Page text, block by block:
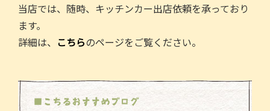
当店では、随時、キッチンカー出店依頼を承っており
ます。
詳細は、 こちらのページをご覧ください。
■こちるおすすめブログ